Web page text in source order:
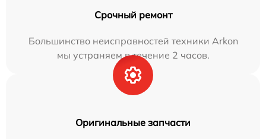
Срочный ремонт
Большинство неисправностей техники Arkon
мы устраняем в течение 2 часов.
Оригинальные запчасти